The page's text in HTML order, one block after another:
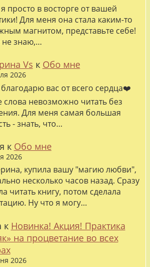
я просто в восторге от вашей
Для меня она стала каким-то
магнитом, представьте себе!
знаю,…
Vs к Обо мне
2026
вас от всего сердца❤️
слова невозможно читать без
Для меня самая большая
- знать, что…
к Обо мне
2026
купила вашу "магию любви",
несколько часов назад. Сразу
читать книгу, потом сделала
Ну что я могу…
к Новинка! Акция! Практика
на процветание во всех
2026